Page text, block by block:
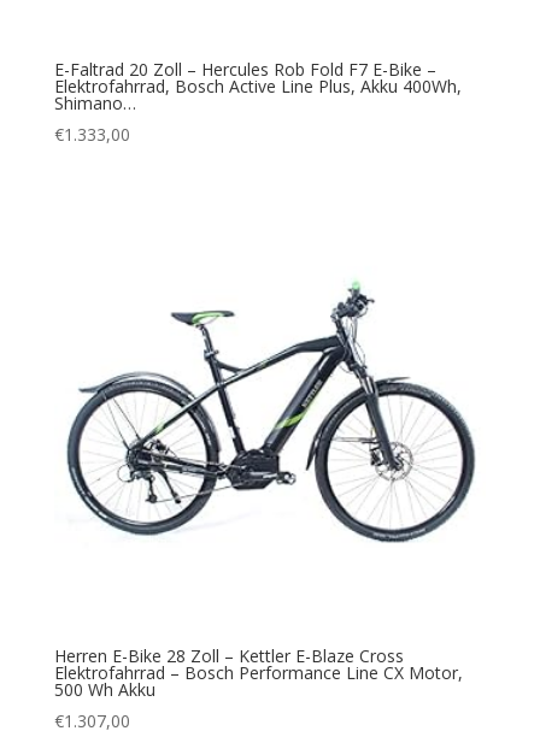
E-Faltrad 20 Zoll – Hercules Rob Fold F7 E-Bike –
Elektrofahrrad, Bosch Active Line Plus, Akku 400Wh,
Shimano…
€1.333,00
Herren E-Bike 28 Zoll – Kettler E-Blaze Cross
Elektrofahrrad – Bosch Performance Line CX Motor,
500 Wh Akku
€1.307,00